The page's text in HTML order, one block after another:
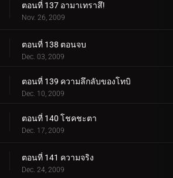
ตอนที่ 137 อามาเทราสึ!
Nov. 26, 2009
ตอนที่ 138 ตอนจบ
Dec. 03, 2009
ตอนที่ 139 ความลึกลับของโทบิ
Dec. 10, 2009
ตอนที่ 140 โชคชะตา
Dec. 17, 2009
ตอนที่ 141 ความจริง
Dec. 24, 2009